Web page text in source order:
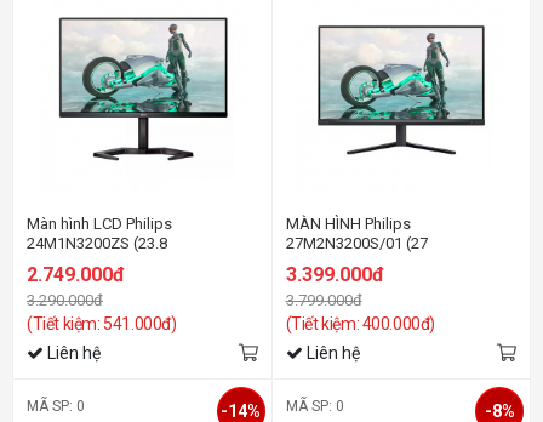
Màn hình LCD Philips
24M1N3200ZS (23.8
2.749.000đ
3.290.000đ
(Tiết kiệm: 541.000đ)
Liên hệ
MÀN HÌNH Philips
27M2N3200S/01 (27
3.399.000đ
3.799.000đ
(Tiết kiệm: 400.000đ)
Liên hệ
MÃ SP: 0 -14% MÃ SP: 0 -8%